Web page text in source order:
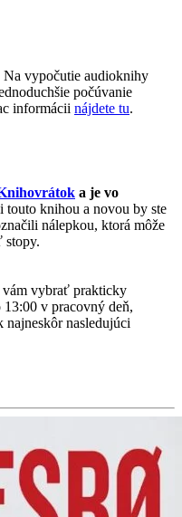
Na vypočutie audioknihy
počúvanie
informácii nájdete tu.
a je vo
touto knihou a novou by ste
nálepkou, ktorá môže
stopy.
vám vybrať prakticky
v pracovný deň,
najneskôr nasledujúci